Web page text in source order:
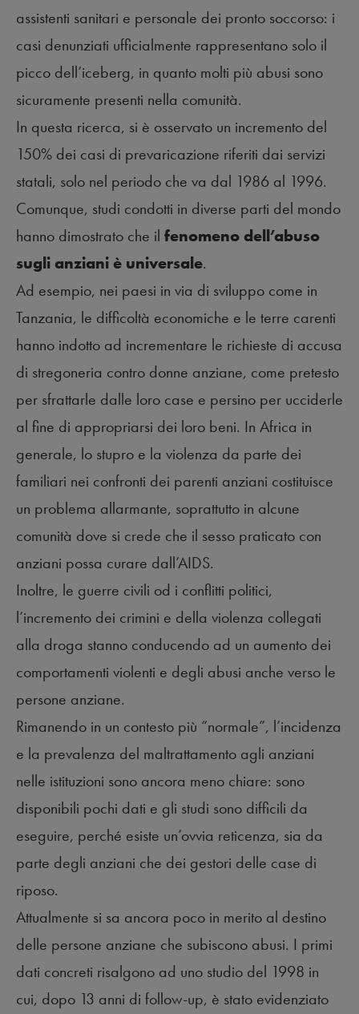
assistenti sanitari e personale dei pronto soccorso: i
casi denunziati ufficialmente rappresentano solo il
picco dell’iceberg, in quanto molti più abusi sono
sicuramente presenti nella comunità.
In questa ricerca, si è osservato un incremento del
150% dei casi di prevaricazione riferiti dai servizi
statali, solo nel periodo che va dal 1986 al 1996.
Comunque, studi condotti in diverse parti del mondo
hanno dimostrato che il fenomeno dell’abuso
sugli anziani è universale.
Ad esempio, nei paesi in via di sviluppo come in
Tanzania, le difficoltà economiche e le terre carenti
hanno indotto ad incrementare le richieste di accusa
di stregoneria contro donne anziane, come pretesto
per sfrattarle dalle loro case e persino per ucciderle
al fine di appropriarsi dei loro beni. In Africa in
generale, lo stupro e la violenza da parte dei
familiari nei confronti dei parenti anziani costituisce
un problema allarmante, soprattutto in alcune
comunità dove si crede che il sesso praticato con
anziani possa curare dall’AIDS.
Inoltre, le guerre civili od i conflitti politici,
l’incremento dei crimini e della violenza collegati
alla droga stanno conducendo ad un aumento dei
comportamenti violenti e degli abusi anche verso le
persone anziane.
Rimanendo in un contesto più “normale”, l’incidenza
e la prevalenza del maltrattamento agli anziani
nelle istituzioni sono ancora meno chiare: sono
disponibili pochi dati e gli studi sono difficili da
eseguire, perché esiste un’ovvia reticenza, sia da
parte degli anziani che dei gestori delle case di
riposo.
Attualmente si sa ancora poco in merito al destino
delle persone anziane che subiscono abusi. I primi
dati concreti risalgono ad uno studio del 1998 in
cui, dopo 13 anni di follow-up, è stato evidenziato